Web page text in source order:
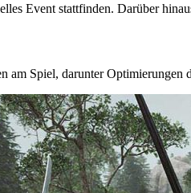
Event stattfinden. Darüber
am Spiel, darunter